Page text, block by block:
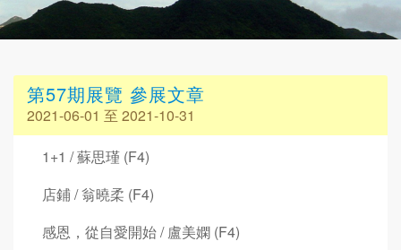
第57期展覽 參展文章
2021-06-01 至 2021-10-31
1+1 / 蘇思瑾 (F4)
店鋪 / 翁曉柔 (F4)
感恩，從自愛開始 / 盧美嫻 (F4)